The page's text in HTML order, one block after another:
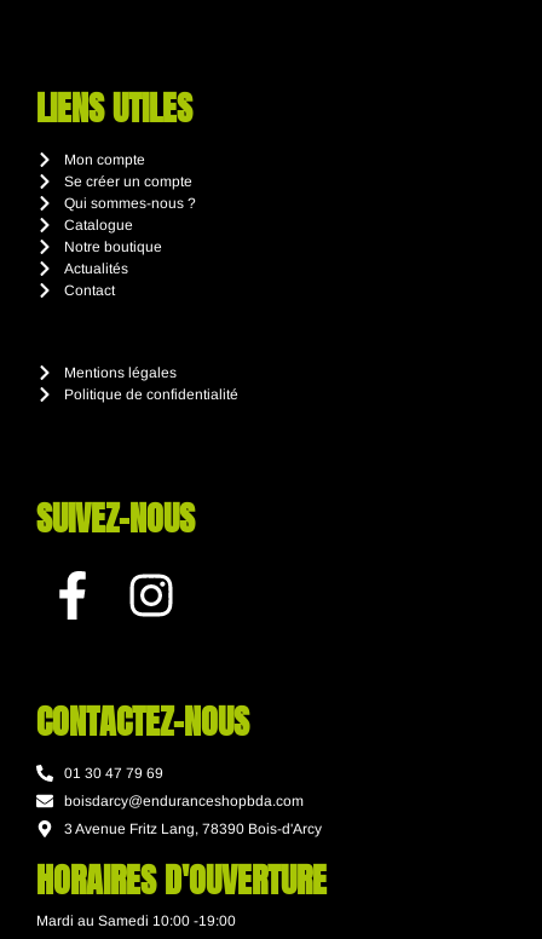
LIENS UTILES
Mon compte
Se créer un compte
Qui sommes-nous ?
Catalogue
Notre boutique
Actualités
Contact
Mentions légales
Politique de confidentialité
SUIVEZ-NOUS
CONTACTEZ-NOUS
01 30 47 79 69
boisdarcy@enduranceshopbda.com
3 Avenue Fritz Lang, 78390 Bois-d'Arcy
HORAIRES D'OUVERTURE
Mardi au Samedi 10:00 -19:00